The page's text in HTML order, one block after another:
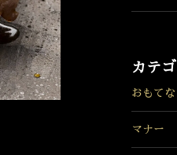
カテゴ
おもてな
マナー